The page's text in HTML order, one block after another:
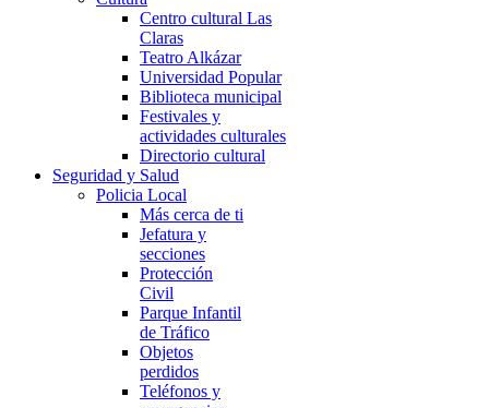
Centro cultural Las
Claras
Teatro Alkázar
Universidad Popular
Biblioteca municipal
Festivales y
actividades culturales
Directorio cultural
Seguridad y Salud
Policia Local
Más cerca de ti
Jefatura y
secciones
Protección
Civil
Parque Infantil
de Tráfico
Objetos
perdidos
Teléfonos y